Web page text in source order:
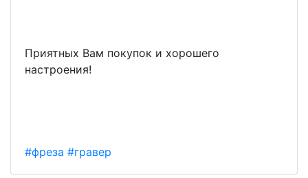
Приятных Вам покупок и хорошего
настроения!
#фреза #гравер